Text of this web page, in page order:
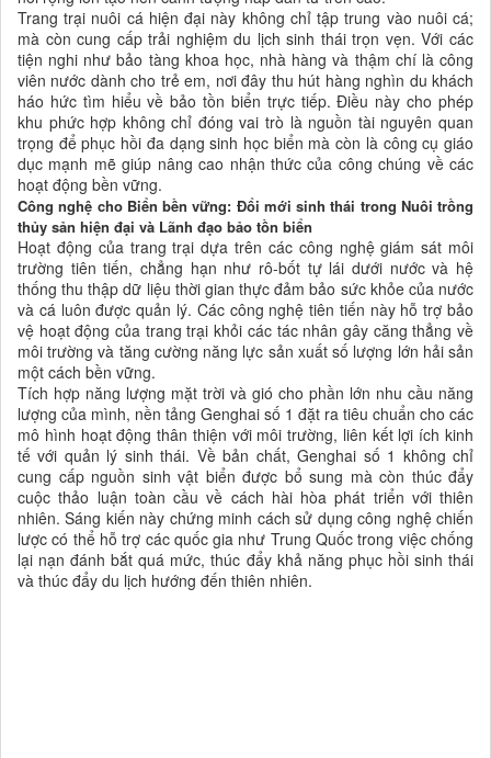
Trang trại nuôi cá hiện đại này không chỉ tập trung vào nuôi cá;
mà còn cung cấp trải nghiệm du lịch sinh thái trọn vẹn. Với các
tiện nghi như bảo tàng khoa học, nhà hàng và thậm chí là công
viên nước dành cho trẻ em, nơi đây thu hút hàng nghìn du khách
háo hức tìm hiểu về bảo tồn biển trực tiếp. Điều này cho phép
khu phức hợp không chỉ đóng vai trò là nguồn tài nguyên quan
trọng để phục hồi đa dạng sinh học biển mà còn là công cụ giáo
dục mạnh mẽ giúp nâng cao nhận thức của công chúng về các
hoạt động bền vững.
Công nghệ cho Biển bền vững: Đổi mới sinh thái trong Nuôi trồng
thủy sản hiện đại và Lãnh đạo bảo tồn biển
Hoạt động của trang trại dựa trên các công nghệ giám sát môi
trường tiên tiến, chẳng hạn như rô-bốt tự lái dưới nước và hệ
thống thu thập dữ liệu thời gian thực đảm bảo sức khỏe của nước
và cá luôn được quản lý. Các công nghệ tiên tiến này hỗ trợ bảo
vệ hoạt động của trang trại khỏi các tác nhân gây căng thẳng về
môi trường và tăng cường năng lực sản xuất số lượng lớn hải sản
một cách bền vững.
Tích hợp năng lượng mặt trời và gió cho phần lớn nhu cầu năng
lượng của mình, nền tảng Genghai số 1 đặt ra tiêu chuẩn cho các
mô hình hoạt động thân thiện với môi trường, liên kết lợi ích kinh
tế với quản lý sinh thái. Về bản chất, Genghai số 1 không chỉ
cung cấp nguồn sinh vật biển được bổ sung mà còn thúc đẩy
cuộc thảo luận toàn cầu về cách hài hòa phát triển với thiên
nhiên. Sáng kiến ​​này chứng minh cách sử dụng công nghệ chiến
lược có thể hỗ trợ các quốc gia như Trung Quốc trong việc chống
lại nạn đánh bắt quá mức, thúc đẩy khả năng phục hồi sinh thái
và thúc đẩy du lịch hướng đến thiên nhiên.